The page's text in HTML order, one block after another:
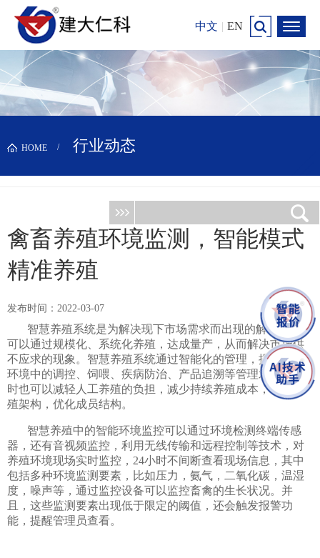
中文 | EN
HOME 行业动态
禽畜养殖环境监测，智能模式
精准养殖
发布时间：2022-03-07
智慧养殖系统是为解决现下市场需求而出现的解决方式。
可以通过规模化、系统化养殖，达成量产，从而解决市场供
不应求的现象。智慧养殖系统通过智能化的管理，提高养殖
环境中的调控、饲喂、疾病防治、产品追溯等管理水平，同
时也可以减轻人工养殖的负担，减少持续养殖成本，调整养
殖架构，优化成员结构。
智慧养殖中的智能环境监控可以通过环境检测终端传感
器，还有音视频监控，利用无线传输和远程控制等技术，对
养殖环境现场实时监控，24小时不间断查看现场信息，其中
包括多种环境监测要素，比如压力，氨气，二氧化碳，温湿
度，噪声等，通过监控设备可以监控畜禽的生长状况。并
且，这些监测要素出现低于限定的阈值，还会触发报警功
能，提醒管理员查看。